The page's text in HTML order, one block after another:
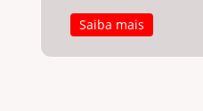
Saiba mais